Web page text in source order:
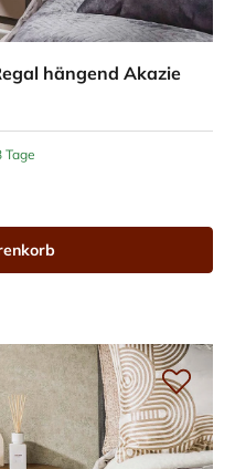
hängend Akazie
Tage